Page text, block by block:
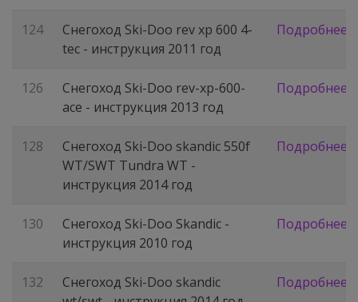
124
Снегоход Ski-Doo rev xp 600 4-
tec - инструкция 2011 год
Подробнее
126
Снегоход Ski-Doo rev-xp-600-
ace - инструкция 2013 год
Подробнее
128
Снегоход Ski-Doo skandic 550f
WT/SWT Tundra WT -
инструкция 2014 год
Подробнее
130
Снегоход Ski-Doo Skandic -
инструкция 2010 год
Подробнее
132
Снегоход Ski-Doo skandic
Подробнее